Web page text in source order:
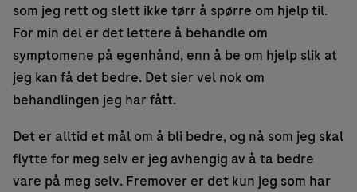
som jeg rett og slett ikke tørr å spørre om hjelp til.
For min del er det lettere å behandle om
symptomene på egenhånd, enn å be om hjelp slik at
jeg kan få det bedre. Det sier vel nok om
behandlingen jeg har fått.
Det er alltid et mål om å bli bedre, og nå som jeg skal
flytte for meg selv er jeg avhengig av å ta bedre
vare på meg selv. Fremover er det kun jeg som har